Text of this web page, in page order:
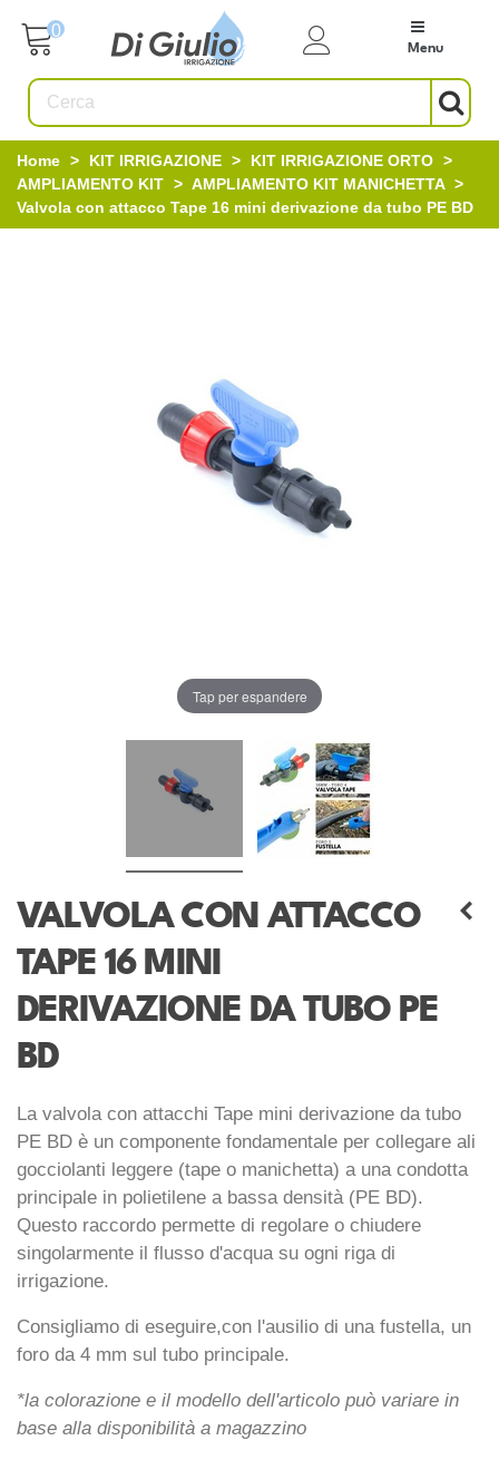
0
Menu
Home > KIT IRRIGAZIONE > KIT IRRIGAZIONE ORTO >
AMPLIAMENTO KIT > AMPLIAMENTO KIT MANICHETTA >
Valvola con attacco Tape 16 mini derivazione da tubo PE BD
Tap per espandere
VALVOLA CON ATTACCO
TAPE 16 MINI
DERIVAZIONE DA TUBO PE
BD
La valvola con attacchi Tape mini derivazione da tubo
PE BD è un componente fondamentale per collegare ali
gocciolanti leggere (tape o manichetta) a una condotta
principale in polietilene a bassa densità (PE BD).
Questo raccordo permette di regolare o chiudere
singolarmente il flusso d'acqua su ogni riga di
irrigazione.
Consigliamo di eseguire,con l'ausilio di una fustella, un
foro da 4 mm sul tubo principale.
*la colorazione e il modello dell'articolo può variare in
base alla disponibilità a magazzino